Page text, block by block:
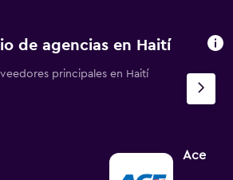
de agencias en Haití
principales en Haití
Ace